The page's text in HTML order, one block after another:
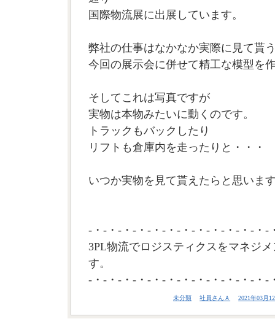
国際物流展に出展しています。
弊社の仕事はなかなか実際に見て貰
今回の展示会に併せて精工な模型を
そしてこれは写真ですが
実物は本物みたいに動くのです。
トラックもバックしたり
リフトも倉庫内を走ったりと・・・
いつか実物を見て貰えたらと思いま
-・-・-・-・-・-・-・-・-・-・-・-・-
3PL物流でロジスティクスをマネジ
す。
-・-・-・-・-・-・-・-・-・-・-・-・-
未分類 社員さんＡ 2021年03月